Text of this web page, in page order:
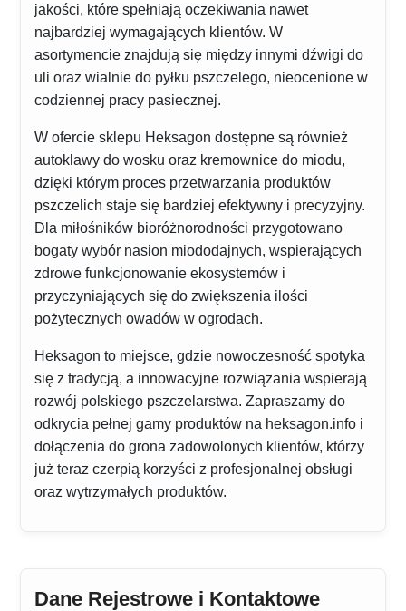
jakości, które spełniają oczekiwania nawet
najbardziej wymagających klientów. W
asortymencie znajdują się między innymi dźwigi do
uli oraz wialnie do pyłku pszczelego, nieocenione w
codziennej pracy pasiecznej.
W ofercie sklepu Heksagon dostępne są również
autoklawy do wosku oraz kremownice do miodu,
dzięki którym proces przetwarzania produktów
pszczelich staje się bardziej efektywny i precyzyjny.
Dla miłośników bioróżnorodności przygotowano
bogaty wybór nasion miododajnych, wspierających
zdrowe funkcjonowanie ekosystemów i
przyczyniających się do zwiększenia ilości
pożytecznych owadów w ogrodach.
Heksagon to miejsce, gdzie nowoczesność spotyka
się z tradycją, a innowacyjne rozwiązania wspierają
rozwój polskiego pszczelarstwa. Zapraszamy do
odkrycia pełnej gamy produktów na heksagon.info i
dołączenia do grona zadowolonych klientów, którzy
już teraz czerpią korzyści z profesjonalnej obsługi
oraz wytrzymałych produktów.
Dane Rejestrowe i Kontaktowe